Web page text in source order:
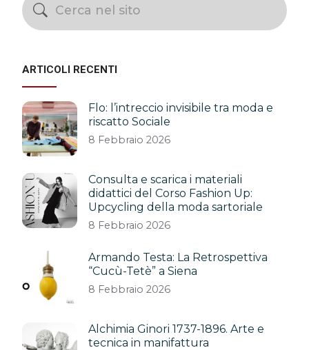
ARTICOLI RECENTI
Flo: l’intreccio invisibile tra moda e
riscatto Sociale
8 Febbraio 2026
Consulta e scarica i materiali
didattici del Corso Fashion Up:
Upcycling della moda sartoriale
8 Febbraio 2026
Armando Testa: La Retrospettiva
“Cucù-Tetè” a Siena
8 Febbraio 2026
Alchimia Ginori 1737-1896. Arte e
tecnica in manifattura